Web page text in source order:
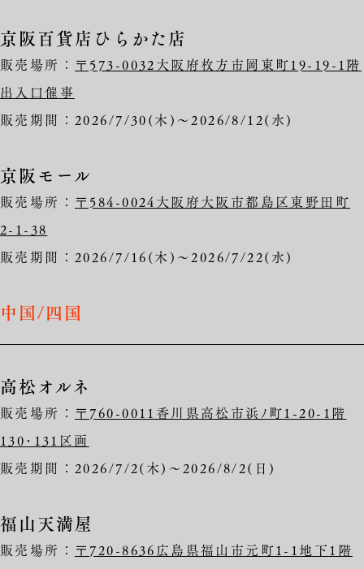
京阪百貨店ひらかた店
販売場所：〒573-0032大阪府枚方市岡東町19-19-1階
出入口催事
販売期間：2026/7/30(木)～2026/8/12(水)
京阪モール
販売場所：〒584-0024大阪府大阪市都島区東野田町
2-1-38
販売期間：2026/7/16(木)～2026/7/22(水)
中国/四国
高松オルネ
販売場所： 〒760-0011香川県高松市浜ﾉ町1-20-1階
130･131区画
販売期間：2026/7/2(木)～2026/8/2(日)
福山天満屋
販売場所： 〒720-8636広島県福山市元町1-1地下1階